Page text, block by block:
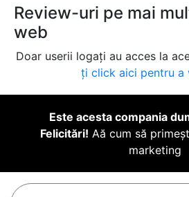
Review-uri pe mai
web
Doar userii logați au acces la
ți click aici pentru a
Este acesta compania
Felicitări! Aă cum să
marketing